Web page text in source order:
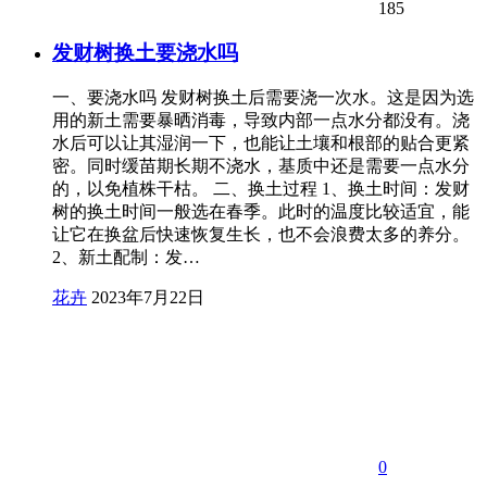
185
发财树换土要浇水吗
一、要浇水吗 发财树换土后需要浇一次水。这是因为选
用的新土需要暴晒消毒，导致内部一点水分都没有。浇
水后可以让其湿润一下，也能让土壤和根部的贴合更紧
密。同时缓苗期长期不浇水，基质中还是需要一点水分
的，以免植株干枯。 二、换土过程 1、换土时间：发财
树的换土时间一般选在春季。此时的温度比较适宜，能
让它在换盆后快速恢复生长，也不会浪费太多的养分。
2、新土配制：发…
花卉 2023年7月22日
0